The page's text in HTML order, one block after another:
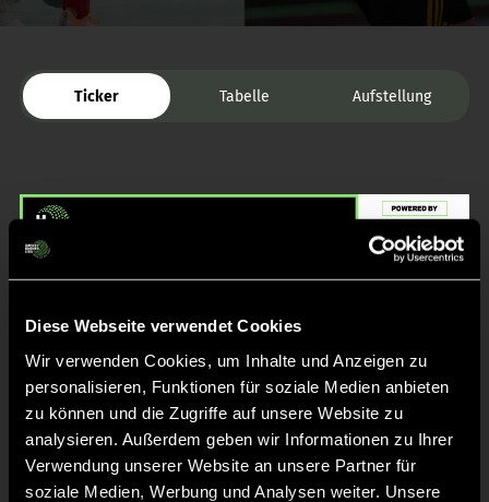
Diese Webseite verwendet Cookies
Wir verwenden Cookies, um Inhalte und Anzeigen zu
personalisieren, Funktionen für soziale Medien anbieten
zu können und die Zugriffe auf unsere Website zu
analysieren. Außerdem geben wir Informationen zu Ihrer
Verwendung unserer Website an unsere Partner für
soziale Medien, Werbung und Analysen weiter. Unsere
Ticker Tabelle Aufstellung
Liveticker
20'
Abpfiff
Spiel beendet
3' TOR 0:1, FELDTOR